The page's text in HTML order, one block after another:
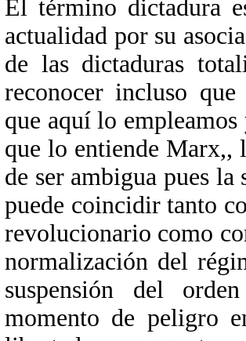
El término dictadura
actualidad por su
de las dictaduras
reconocer incluso
que aquí lo
que lo entiende Marx,,
de ser ambigua pues
puede coincidir tanto
revolucionario como
normalización del
suspensión del
momento de peligro